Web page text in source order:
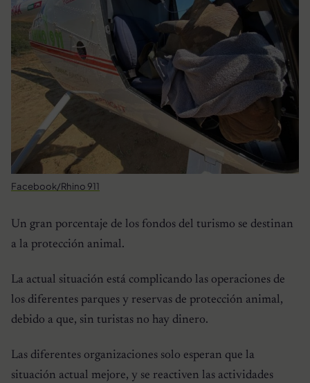
Facebook/Rhino 911
Un gran porcentaje de los fondos del turismo se destinan
a la protección animal.
La actual situación está complicando las operaciones de
los diferentes parques y reservas de protección animal,
debido a que, sin turistas no hay dinero.
Las diferentes organizaciones solo esperan que la
situación actual mejore, y se reactiven las actividades